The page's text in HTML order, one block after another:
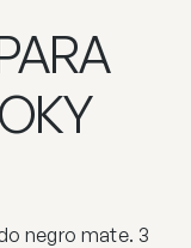
negro mate. 3